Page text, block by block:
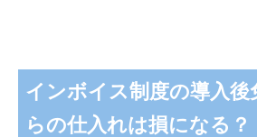
インボイス制度の導入後
らの仕入れは損になる？